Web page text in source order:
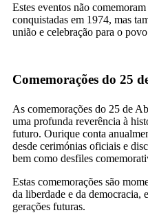
Estes eventos não
conquistadas em 1974, mas
união e celebração para o
Comemorações do 25
As comemorações do 25 de
uma profunda reverência à
futuro. Ourique conta
desde cerimónias oficiais e
bem como desfiles
Estas comemorações são
da liberdade e da democracia,
gerações futuras.